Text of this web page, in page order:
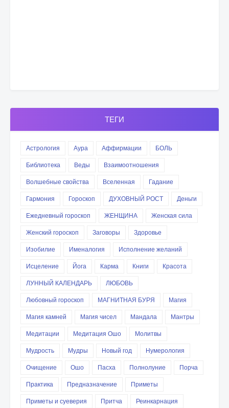
ТЕГИ
Астрология Аура Аффирмации
БОЛЬ
Библиотека
Веды
Взаимоотношения
Волшебные свойства
Вселенная
Гадание
Гармония
Гороскоп ДУХОВНЫЙ РОСТ
Деньги
Ежедневный гороскоп
ЖЕНЩИНА
Женская сила
Женский гороскоп
Заговоры
Здоровье
Изобилие
Именалогия
Исполнение желаний
Исцеление
Йога Карма Книги
Красота
ЛУННЫЙ КАЛЕНДАРЬ
ЛЮБОВЬ
Любовный гороскоп
МАГНИТНАЯ БУРЯ
Магия
Магия камней
Магия чисел Мандала
Мантры
Медитации
Медитация Ошо
Молитвы
Мудрость
Мудры Новый год
Нумерология
Очищение
Ошо Пасха Полнолуние
Порча
Практика
Предназначение
Приметы
Приметы и суеверия
Притча
Реинкарнация